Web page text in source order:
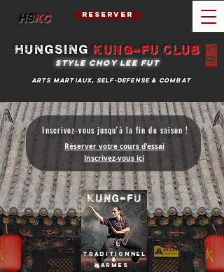
hskc reserver
hungsing kung-fu club
style choy lee fut
Arts martiaux, self-defense & combat
traditionnel
&
Armes
kung-fu
Inscrivez-vous jusqu'à la fin de saison !
Réserver votre cours d'essai
Inscrivez-vous ici